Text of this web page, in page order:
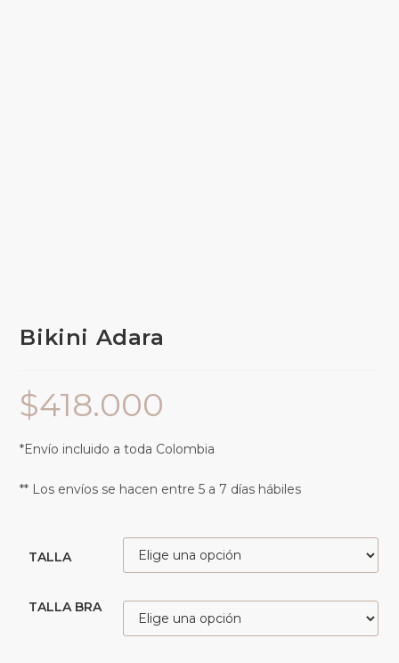
Bikini Adara
$418.000
*Envío incluido a toda Colombia
** Los envíos se hacen entre 5 a 7 días hábiles
TALLA
TALLA BRA